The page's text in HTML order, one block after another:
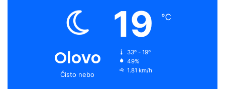
Olovo
Čisto nebo
19 ℃
33º - 19º
49%
1.81 km/h